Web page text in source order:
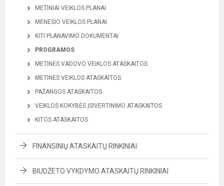
METINIAI VEIKLOS PLANAI
MĖNESIO VEIKLOS PLANAI
KITI PLANAVIMO DOKUMENTAI
PROGRAMOS
METINĖS VADOVO VEIKLOS ATASKAITOS
METINĖS VEIKLOS ATASKAITOS
PAŽANGOS ATASKAITOS
VEIKLOS KOKYBĖS ĮSIVERTINIMO ATASKAITOS
KITOS ATASKAITOS
FINANSINIŲ ATASKAITŲ RINKINIAI
BIUDŽETO VYKDYMO ATASKAITŲ RINKINIAI